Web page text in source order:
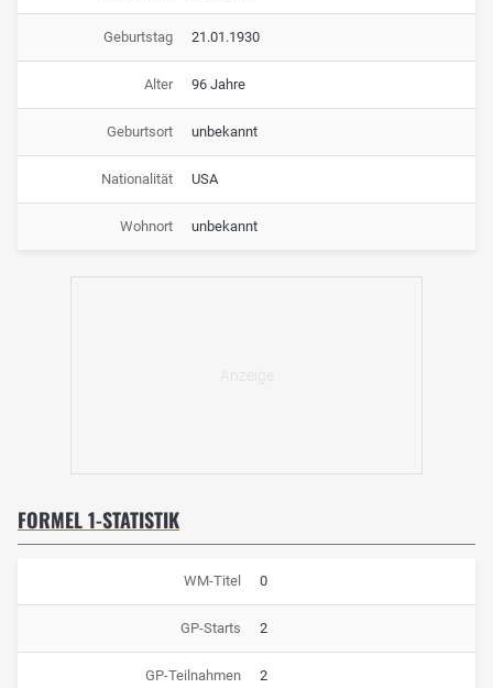
Geburtstag 21.01.1930
Alter 96 Jahre
Geburtsort unbekannt
Nationalität USA
Wohnort unbekannt
FORMEL 1-STATISTIK
WM-Titel 0
GP-Starts 2
GP-Teilnahmen 2